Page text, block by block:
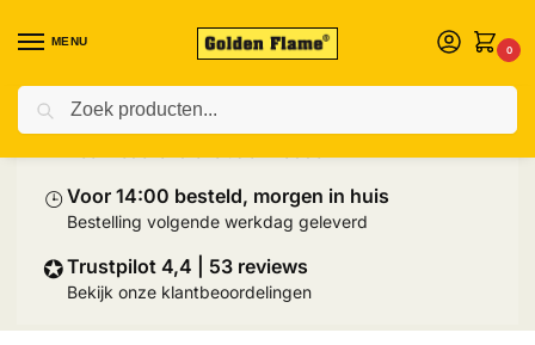
MENU
0
⛟Prijs inclusief palletlevering
⌚︎ Voor 14:00 besteld, morgen in huis
Bestelling volgende werkdag geleverd
✪Trustpilot 4,4 | 53 reviews
Bekijk onze klantbeoordelingen